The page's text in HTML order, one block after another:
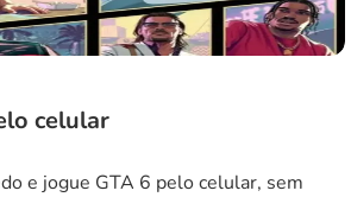
celular
e jogue GTA 6 pelo celular, sem